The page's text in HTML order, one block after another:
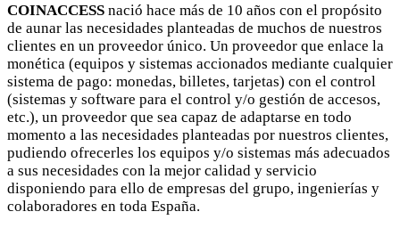
COINACCESS nació hace más de 10 años con el propósito
de aunar las necesidades planteadas de muchos de nuestros
clientes en un proveedor único. Un proveedor que enlace la
monética (equipos y sistemas accionados mediante cualquier
sistema de pago: monedas, billetes, tarjetas) con el control
(sistemas y software para el control y/o gestión de accesos,
etc.), un proveedor que sea capaz de adaptarse en todo
momento a las necesidades planteadas por nuestros clientes,
pudiendo ofrecerles los equipos y/o sistemas más adecuados
a sus necesidades con la mejor calidad y servicio
disponiendo para ello de empresas del grupo, ingenierías y
colaboradores en toda España.